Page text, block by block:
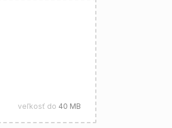
veľkosť do 40 MB